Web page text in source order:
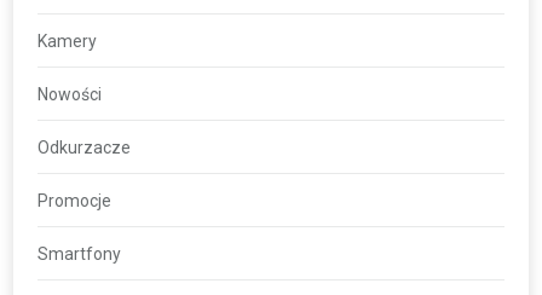
Kamery
Nowości
Odkurzacze
Promocje
Smartfony